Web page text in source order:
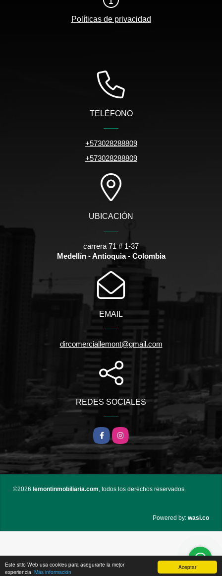
Aceptar
Este sitio Web usa cookies para asegurarte la mejor
experiencia. Más información
Políticas de privacidad
TELÉFONO
+573028288809
+573028288809
UBICACIÓN
carrera 71 # 1-37
Medellín - Antioquia - Colombia
EMAIL
dircomerciallemont@gmail.com
REDES SOCIALES
Facebook
Instagram
©2026 lemontinmobiliaria.com, todos los derechos reservados.
Powered by: wasi.co